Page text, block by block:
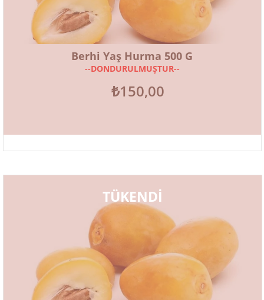
Berhi Yaş Hurma 500 G
--DONDURULMUŞTUR--
₺150,00
TÜKENDİ